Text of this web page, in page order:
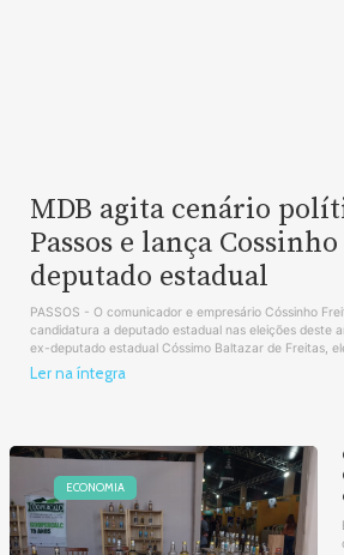
MDB agita cenário
Passos e lança
deputado estadual
PASSOS - O comunicador e empresário Cóssinho
candidatura a deputado estadual nas eleições deste
ex-deputado estadual Cóssimo Baltazar de Freitas,
Ler na íntegra
ECONOMIA